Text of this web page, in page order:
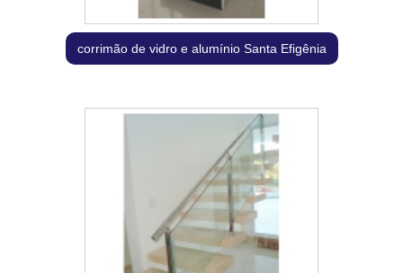
corrimão de vidro e alumínio Santa Efigênia